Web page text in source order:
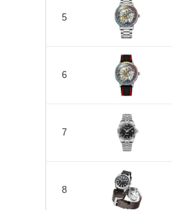
5
6
7
8